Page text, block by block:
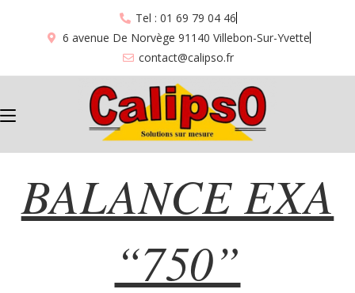
Tel : 01 69 79 04 46
6 avenue De Norvège 91140 Villebon-Sur-Yvette
contact@calipso.fr
BALANCE EXA “750”
BALANCE EXA
“750”